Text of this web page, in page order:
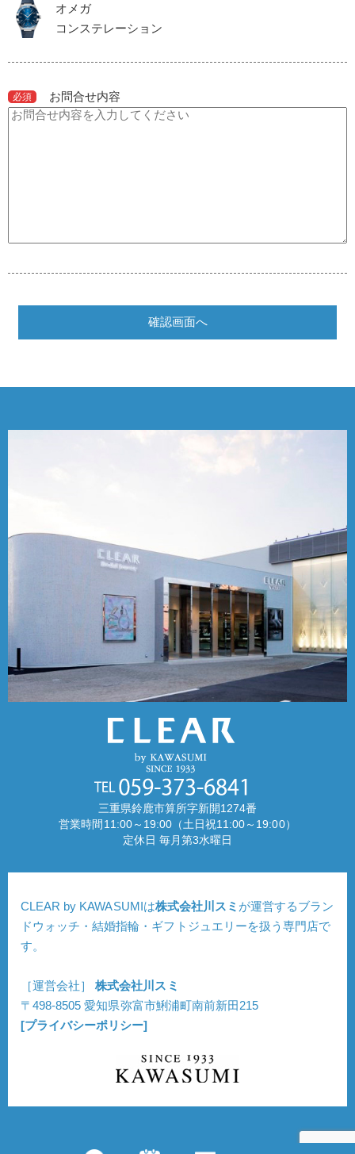
オメガ
コンステレーション
必須 お問合せ内容
三重県鈴鹿市算所字新開1274番
営業時間11:00～19:00（土日祝11:00～19:00）
定休日 毎月第3水曜日
CLEAR by KAWASUMIは株式会社川スミ が運営するブラン
ドウォッチ・結婚指輪・ギフトジュエリーを扱う専門店で
す。
［運営会社］株式会社川スミ
〒498-8505 愛知県弥富市鯏浦町南前新田215
[プライバシーポリシー]
Copyright © CLEAR. All Rights Reserved.